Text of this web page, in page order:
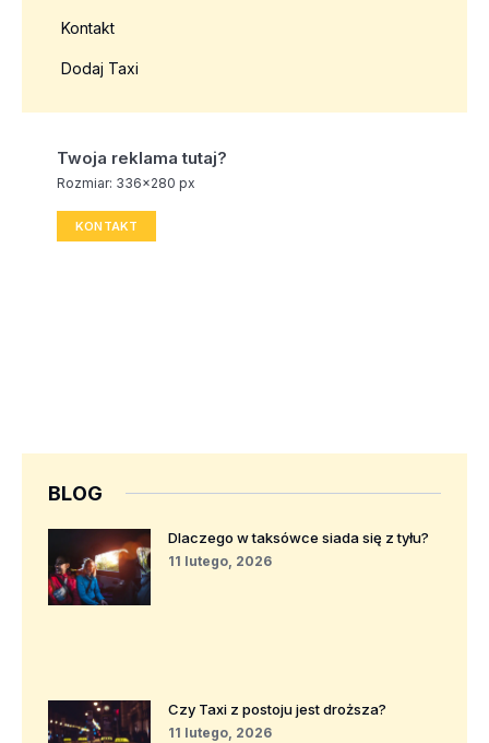
Kontakt
Dodaj Taxi
Twoja reklama tutaj?
Rozmiar: 336x280 px
KONTAKT
BLOG
Dlaczego w taksówce siada się z tyłu?
11 lutego, 2026
Czy Taxi z postoju jest droższa?
11 lutego, 2026